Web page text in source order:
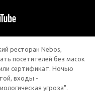
ресторан Nebos,
посетителей без масок
сертификат. Ночью
входы -
угроза".